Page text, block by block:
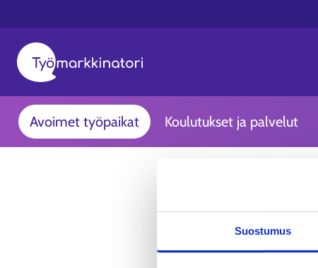
Suostumus
Avoimet työpaikat Koulutukset ja palvelut